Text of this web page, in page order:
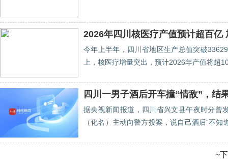
2026年四川核医疗产值预计超百亿
今年上半年，四川省地区生产总值突破
上，核医疗增量突出，预计2026年产值将超
四川一男子酒后开车撞“情敌”，结
据央视新闻报道，四川省兴文县午夜时分曾
（化名）主动向警方投案，说自己酒后“不
~